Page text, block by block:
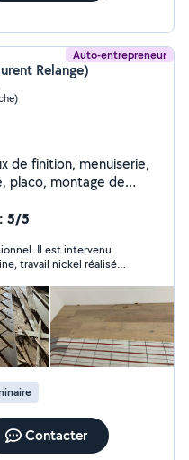
Auto-entrepreneur
Relange)
de finition, menuiserie,
placo, montage de
5/5
Il est intervenu
travail nickel réalisé
refaire appel à ses services ! Je le conseille à 200 %
Contacter